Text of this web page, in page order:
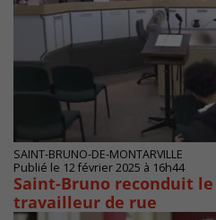
SAINT-BRUNO-DE-MONTARVILLE
Publié le 12 février 2025 à 16h44
Saint-Bruno reconduit
travailleur de rue